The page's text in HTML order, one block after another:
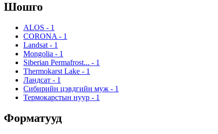
Шошго
ALOS - 1
CORONA - 1
Landsat - 1
Mongolia - 1
Siberian Permafrost... - 1
Thermokarst Lake - 1
Ландсат - 1
Сибирийн цэвдгийн муж - 1
Термокарстын нуур - 1
Форматууд